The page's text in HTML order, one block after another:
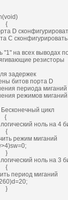
{
сконфигурировать
"1" на всех выводах
резисторы
задержек
битов порта D
периода миганий
режимов миганий
цикл
{
ноль на 4
{
режим миганий
}
ноль на 3
{
период миганий
}